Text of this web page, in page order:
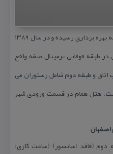
هتل دو ستاره همام در سال ۱۳۷۳ به بهره برداری رسیده و در سال ۱۳۸۹
طبقه فوقانی ترمینال صفه واقع
كه طبقه اول شامل ۲۰ باب اتاق و طبقه دوم شامل رستوران می
هتل همام در قسمت ورودی شهر
(فاقد اسانسور) (ساعت كاری: